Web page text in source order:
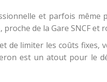
et parfois même
de la Gare SNCF et
de limiter les coûts fixes,
est un atout pour le